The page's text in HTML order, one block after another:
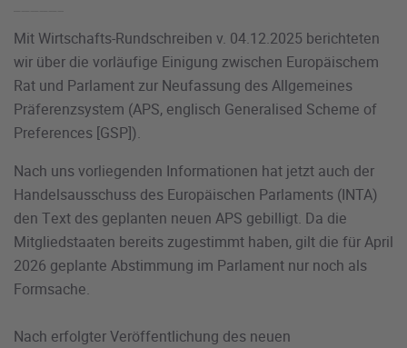
Mit Wirtschafts-Rundschreiben v. 04.12.2025 berichteten
wir über die vorläufige Einigung zwischen Europäischem
Rat und Parlament zur Neufassung des Allgemeines
Präferenzsystem (APS, englisch Generalised Scheme of
Preferences [GSP]).
Nach uns vorliegenden Informationen hat jetzt auch der
Handelsausschuss des Europäischen Parlaments (INTA)
den Text des geplanten neuen APS gebilligt. Da die
Mitgliedstaaten bereits zugestimmt haben, gilt die für April
2026 geplante Abstimmung im Parlament nur noch als
Formsache.
Nach erfolgter Veröffentlichung des neuen